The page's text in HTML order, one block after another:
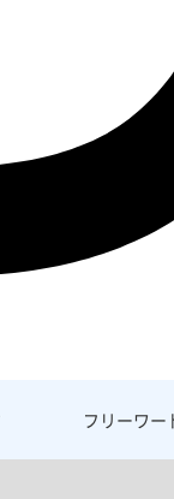
フリーワー